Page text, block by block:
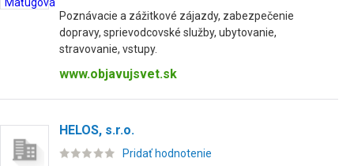
Poznávacie a zážitkové zájazdy, zabezpečenie
dopravy, sprievodcovské služby, ubytovanie,
stravovanie, vstupy.
www.objavujsvet.sk
HELOS, s.r.o.
Pridať hodnotenie